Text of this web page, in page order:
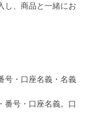
し、商品と一緒にお
号・口座名義・名義
番号・口座名義。口